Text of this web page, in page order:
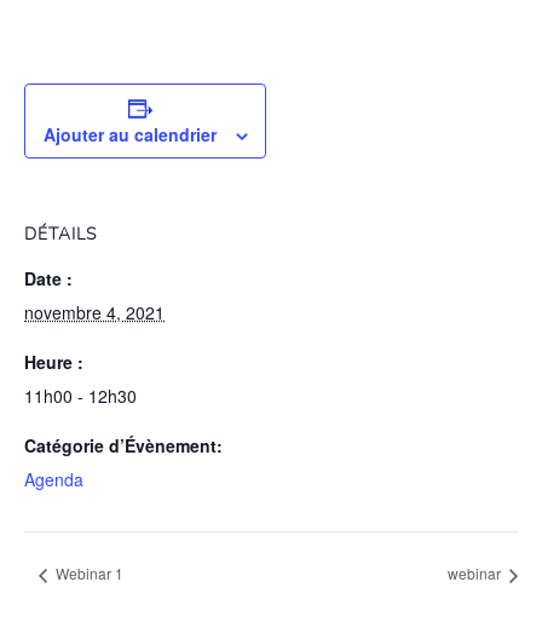
Ajouter au calendrier
DÉTAILS
Date :
novembre 4, 2021
Heure :
11h00 - 12h30
Catégorie d’Évènement:
Agenda
Webinar 1 webinar